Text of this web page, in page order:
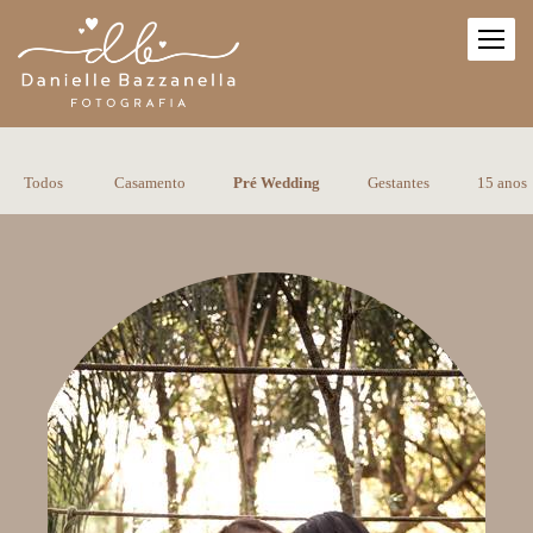
Todos Casamento Pré Wedding Gestantes 15 anos